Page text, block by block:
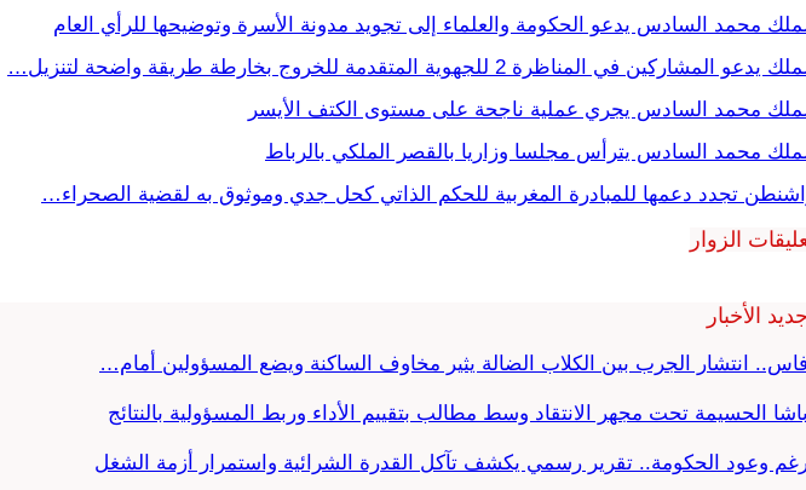
محمد السادس يدعو الحكومة والعلماء إلى تجويد مدونة الأسرة وتوضيحها للرأي العام
يدعو المشاركين في المناظرة 2 للجهوية المتقدمة للخروج بخارطة طريقة واضحة لتنزيل…
محمد السادس يجري عملية ناجحة على مستوى الكتف الأيسر
محمد السادس يترأس مجلسا وزاريا بالقصر الملكي بالرباط
تجدد دعمها للمبادرة المغربية للحكم الذاتي كحل جدي وموثوق به لقضية الصحراء…
الزوار
الأخبار
انتشار الجرب بين الكلاب الضالة يثير مخاوف الساكنة ويضع المسؤولين أمام…
الحسيمة تحت مجهر الانتقاد وسط مطالب بتقييم الأداء وربط المسؤولية بالنتائج
وعود الحكومة.. تقرير رسمي يكشف تآكل القدرة الشرائية واستمرار أزمة الشغل